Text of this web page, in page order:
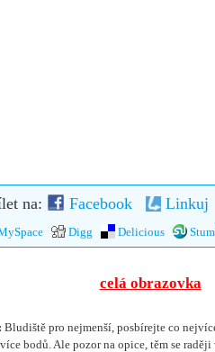
na: Facebook Linkuj
Digg Delicious
celá obrazovka
Bludiště pro nejmenší, posbírejte co
bodů. Ale pozor na opice, těm se